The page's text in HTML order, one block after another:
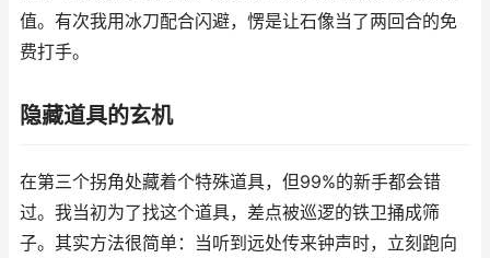
值。有次我用冰刀配合闪避，愣是让石像当了两回合的免
费打手。
隐藏道具的玄机
在第三个拐角处藏着个特殊道具，但99%的新手都会错
过。我当初为了找这个道具，差点被巡逻的铁卫捅成筛
子。其实方法很简单：当听到远处传来钟声时，立刻跑向